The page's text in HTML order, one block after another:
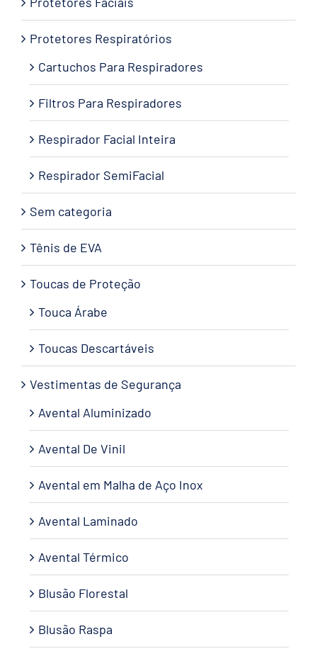
Protetores Respiratórios
Cartuchos Para Respiradores
Filtros Para Respiradores
Respirador Facial Inteira
Respirador SemiFacial
Sem categoria
Tênis de EVA
Toucas de Proteção
Touca Árabe
Toucas Descartáveis
Vestimentas de Segurança
Avental Aluminizado
Avental De Vinil
Avental em Malha de Aço Inox
Avental Laminado
Avental Térmico
Blusão Florestal
Blusão Raspa